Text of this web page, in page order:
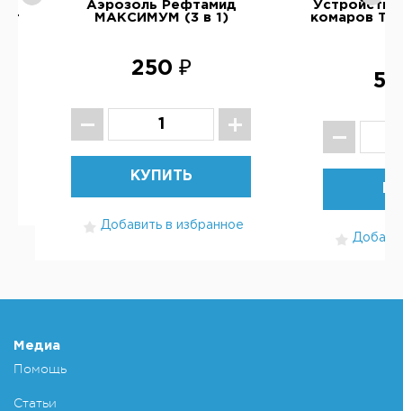
Аэрозоль Рефтамид
МАКСИМУМ (3 в 1)
250 ₽
КУПИТЬ
Добавить в избранное
комаров
5
Медиа
Помощь
Статьи